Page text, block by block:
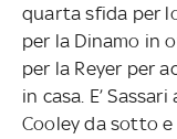
quarta sfida per
per la Dinamo in
per la Reyer per
in casa. E’
Cooley da sotto